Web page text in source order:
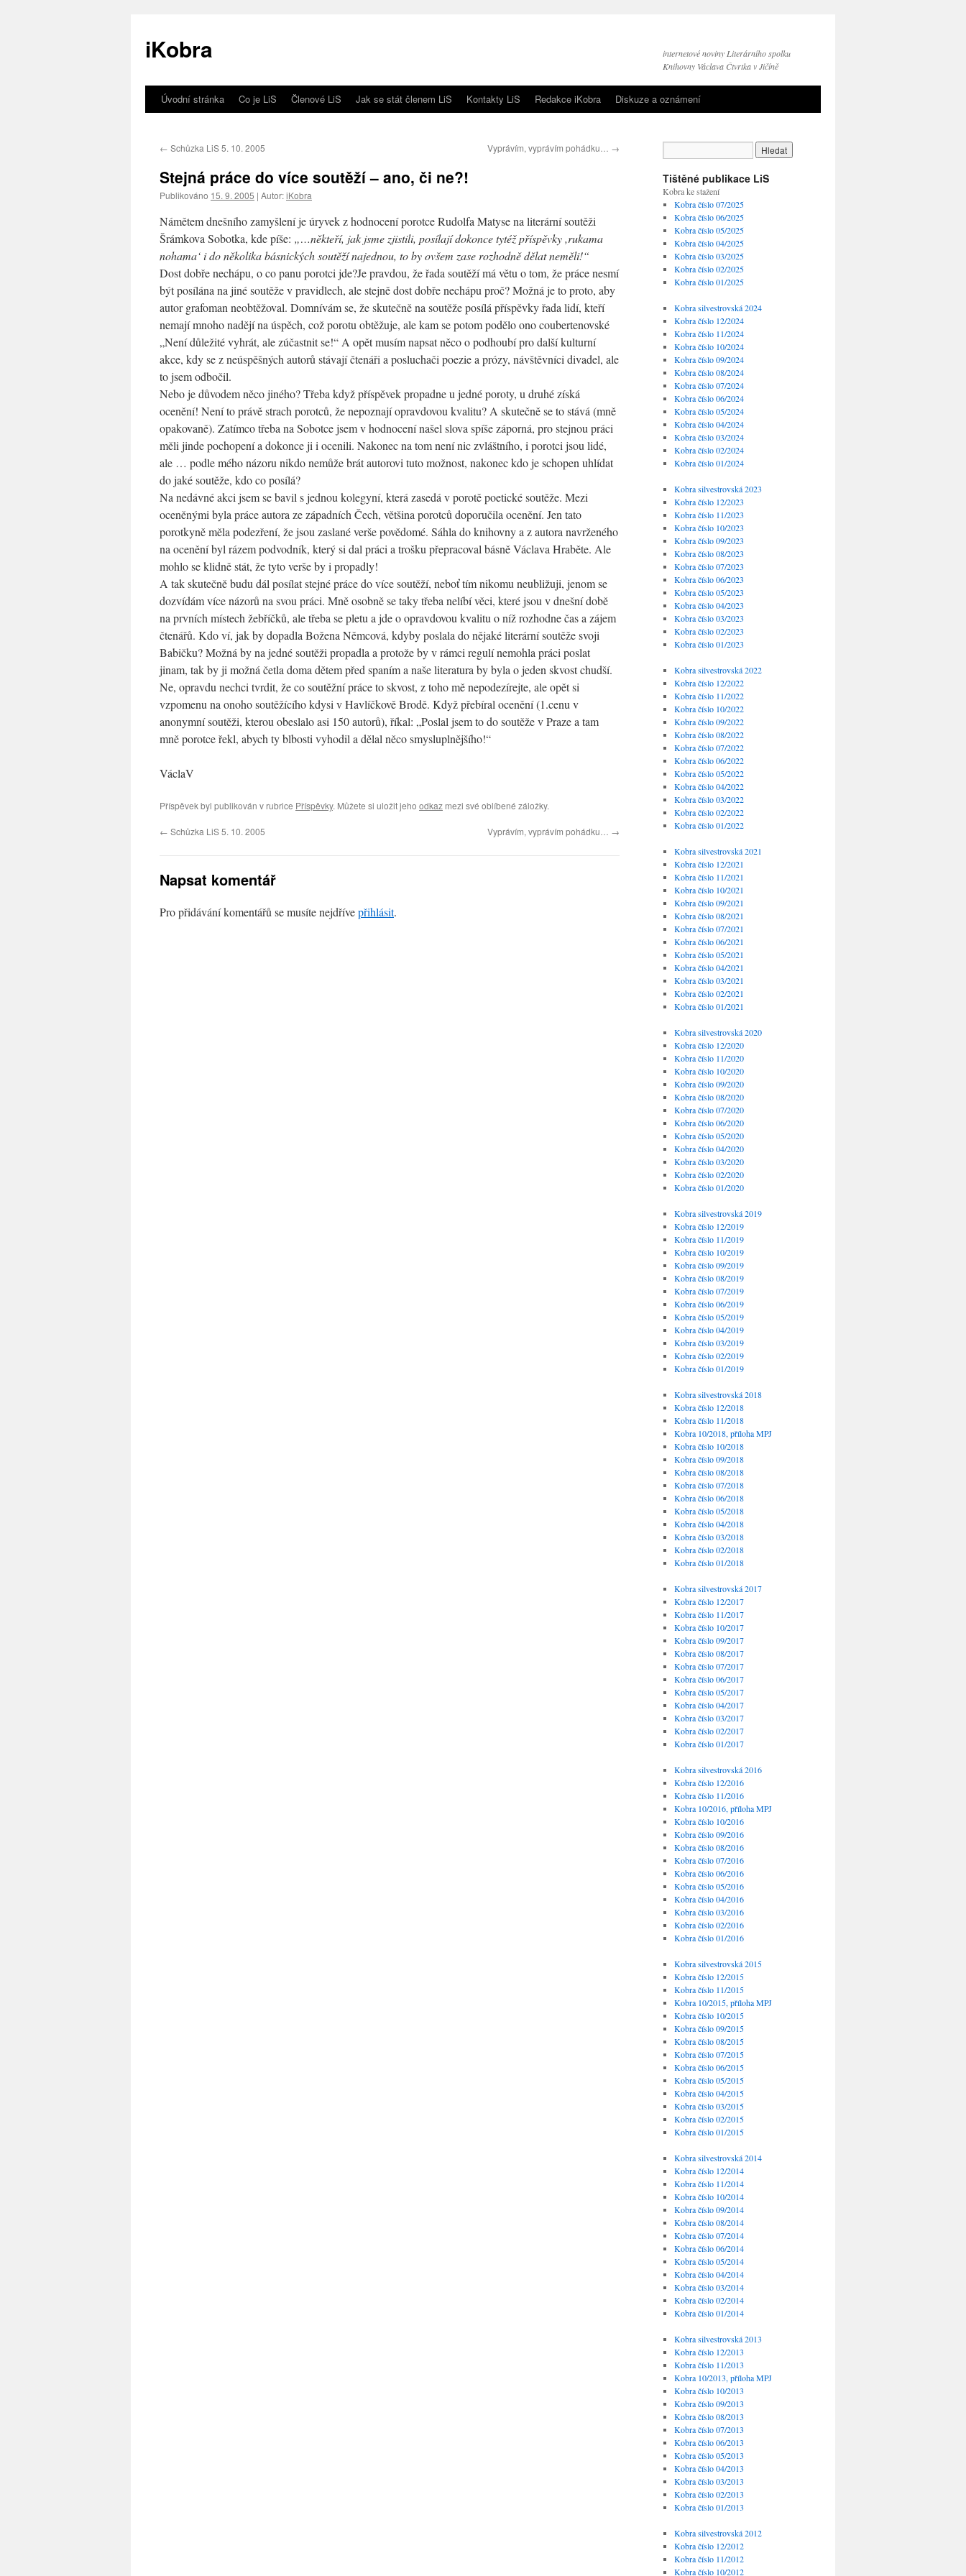
iKobra
internetové noviny Literárního spolku
Knihovny Václava Čtvrtka v Jičíně
Přejít
obsahu
webu
Úvodní stránka Co je LiS Členové LiS Jak se stát členem LiS Kontakty LiS Redakce iKobra Diskuze a oznámení
← Schůzka LiS 5. 10. 2005 Vyprávím, vyprávím pohádku… →
Stejná práce do více soutěží – ano, či ne?!
Publikováno 15. 9. 2005 | Autor:iKobra
Námětem dnešního zamyšlení je úryvek z hodnocení porotce Rudolfa Matyse na literární soutěži
Šrámkova Sobotka, kde píše: „…někteří, jak jsme zjistili, posílají dokonce tytéž příspěvky ,rukama
nohama‘ i do několika básnických soutěží najednou, to by ovšem zase rozhodně dělat neměli!“
Dost dobře nechápu, o co panu porotci jde?Je pravdou, že řada soutěží má větu o tom, že práce nesmí
být posílána na jiné soutěže v pravidlech, ale stejně dost dobře nechápu proč? Možná je to proto, aby
autor grafoman neobtěžoval. Domnívám se, že skutečně na soutěže posílá příspěvky řada lidí, kteří
nemají mnoho nadějí na úspěch, což porotu obtěžuje, ale kam se potom podělo ono coubertenovské
„Není důležité vyhrát, ale zúčastnit se!“ A opět musím napsat něco o podhoubí pro další kulturní
akce, kdy se z neúspěšných autorů stávají čtenáři a posluchači poezie a prózy, návštěvníci divadel, ale
to jsem odbočil.
Nebo je důvodem něco jiného? Třeba když příspěvek propadne u jedné poroty, u druhé získá
ocenění! Není to právě strach porotců, že nepoznají opravdovou kvalitu? A skutečně se to stává (mně
opakovaně). Zatímco třeba na Sobotce jsem v hodnocení našel slova spíše záporná, pro stejnou práci
měli jinde pochopení a dokonce ji i ocenili. Nakonec na tom není nic zvláštního, i porotci jsou lidé,
ale … podle mého názoru nikdo nemůže brát autorovi tuto možnost, nakonec kdo je schopen uhlídat
do jaké soutěže, kdo co posílá?
Na nedávné akci jsem se bavil s jednou kolegyní, která zasedá v porotě poetické soutěže. Mezi
oceněnými byla práce autora ze západních Čech, většina porotců doporučila ocenění. Jen tato
porotkyně měla podezření, že jsou zaslané verše povědomé. Sáhla do knihovny a z autora navrženého
na ocenění byl rázem podvodník, který si dal práci a trošku přepracoval básně Václava Hraběte. Ale
mohlo se klidně stát, že tyto verše by i propadly!
A tak skutečně budu dál posílat stejné práce do více soutěží, neboť tím nikomu neubližuji, jenom se
dozvídám více názorů na svou práci. Mně osobně se taky třeba nelíbí věci, které jsou v dnešní době
na prvních místech žebříčků, ale třeba se pletu a jde o opravdovou kvalitu o níž rozhodne čas a zájem
čtenářů. Kdo ví, jak by dopadla Božena Němcová, kdyby poslala do nějaké literární soutěže svoji
Babičku? Možná by na jedné soutěži propadla a protože by v rámci regulí nemohla práci poslat
jinam, tak by ji možná četla doma dětem před spaním a naše literatura by byla o jeden skvost chudší.
Ne, opravdu nechci tvrdit, že co soutěžní práce to skvost, z toho mě nepodezírejte, ale opět si
vzpomenu na onoho soutěžícího kdysi v Havlíčkově Brodě. Když přebíral ocenění (1.cenu v
anonymní soutěži, kterou obeslalo asi 150 autorů), říkal: „Poslal jsem to do soutěže v Praze a tam
mně porotce řekl, abych ty blbosti vyhodil a dělal něco smysluplnějšího!“
VáclaV
Příspěvek byl publikován v rubrice Příspěvky. Můžete si uložit jeho odkaz mezi své oblíbené záložky.
← Schůzka LiS 5. 10. 2005 Vyprávím, vyprávím pohádku… →
Napsat komentář
Pro přidávání komentářů se musíte nejdřívepřihlásit.
Tištěné publikace LiS
Kobra ke stažení
Kobra číslo 07/2025
Kobra číslo 06/2025
Kobra číslo 05/2025
Kobra číslo 04/2025
Kobra číslo 03/2025
Kobra číslo 02/2025
Kobra číslo 01/2025
Kobra silvestrovská 2024
Kobra číslo 12/2024
Kobra číslo 11/2024
Kobra číslo 10/2024
Kobra číslo 09/2024
Kobra číslo 08/2024
Kobra číslo 07/2024
Kobra číslo 06/2024
Kobra číslo 05/2024
Kobra číslo 04/2024
Kobra číslo 03/2024
Kobra číslo 02/2024
Kobra číslo 01/2024
Kobra silvestrovská 2023
Kobra číslo 12/2023
Kobra číslo 11/2023
Kobra číslo 10/2023
Kobra číslo 09/2023
Kobra číslo 08/2023
Kobra číslo 07/2023
Kobra číslo 06/2023
Kobra číslo 05/2023
Kobra číslo 04/2023
Kobra číslo 03/2023
Kobra číslo 02/2023
Kobra číslo 01/2023
Kobra silvestrovská 2022
Kobra číslo 12/2022
Kobra číslo 11/2022
Kobra číslo 10/2022
Kobra číslo 09/2022
Kobra číslo 08/2022
Kobra číslo 07/2022
Kobra číslo 06/2022
Kobra číslo 05/2022
Kobra číslo 04/2022
Kobra číslo 03/2022
Kobra číslo 02/2022
Kobra číslo 01/2022
Kobra silvestrovská 2021
Kobra číslo 12/2021
Kobra číslo 11/2021
Kobra číslo 10/2021
Kobra číslo 09/2021
Kobra číslo 08/2021
Kobra číslo 07/2021
Kobra číslo 06/2021
Kobra číslo 05/2021
Kobra číslo 04/2021
Kobra číslo 03/2021
Kobra číslo 02/2021
Kobra číslo 01/2021
Kobra silvestrovská 2020
Kobra číslo 12/2020
Kobra číslo 11/2020
Kobra číslo 10/2020
Kobra číslo 09/2020
Kobra číslo 08/2020
Kobra číslo 07/2020
Kobra číslo 06/2020
Kobra číslo 05/2020
Kobra číslo 04/2020
Kobra číslo 03/2020
Kobra číslo 02/2020
Kobra číslo 01/2020
Kobra silvestrovská 2019
Kobra číslo 12/2019
Kobra číslo 11/2019
Kobra číslo 10/2019
Kobra číslo 09/2019
Kobra číslo 08/2019
Kobra číslo 07/2019
Kobra číslo 06/2019
Kobra číslo 05/2019
Kobra číslo 04/2019
Kobra číslo 03/2019
Kobra číslo 02/2019
Kobra číslo 01/2019
Kobra silvestrovská 2018
Kobra číslo 12/2018
Kobra číslo 11/2018
Kobra 10/2018, příloha MPJ
Kobra číslo 10/2018
Kobra číslo 09/2018
Kobra číslo 08/2018
Kobra číslo 07/2018
Kobra číslo 06/2018
Kobra číslo 05/2018
Kobra číslo 04/2018
Kobra číslo 03/2018
Kobra číslo 02/2018
Kobra číslo 01/2018
Kobra silvestrovská 2017
Kobra číslo 12/2017
Kobra číslo 11/2017
Kobra číslo 10/2017
Kobra číslo 09/2017
Kobra číslo 08/2017
Kobra číslo 07/2017
Kobra číslo 06/2017
Kobra číslo 05/2017
Kobra číslo 04/2017
Kobra číslo 03/2017
Kobra číslo 02/2017
Kobra číslo 01/2017
Kobra silvestrovská 2016
Kobra číslo 12/2016
Kobra číslo 11/2016
Kobra 10/2016, příloha MPJ
Kobra číslo 10/2016
Kobra číslo 09/2016
Kobra číslo 08/2016
Kobra číslo 07/2016
Kobra číslo 06/2016
Kobra číslo 05/2016
Kobra číslo 04/2016
Kobra číslo 03/2016
Kobra číslo 02/2016
Kobra číslo 01/2016
Kobra silvestrovská 2015
Kobra číslo 12/2015
Kobra číslo 11/2015
Kobra 10/2015, příloha MPJ
Kobra číslo 10/2015
Kobra číslo 09/2015
Kobra číslo 08/2015
Kobra číslo 07/2015
Kobra číslo 06/2015
Kobra číslo 05/2015
Kobra číslo 04/2015
Kobra číslo 03/2015
Kobra číslo 02/2015
Kobra číslo 01/2015
Kobra silvestrovská 2014
Kobra číslo 12/2014
Kobra číslo 11/2014
Kobra číslo 10/2014
Kobra číslo 09/2014
Kobra číslo 08/2014
Kobra číslo 07/2014
Kobra číslo 06/2014
Kobra číslo 05/2014
Kobra číslo 04/2014
Kobra číslo 03/2014
Kobra číslo 02/2014
Kobra číslo 01/2014
Kobra silvestrovská 2013
Kobra číslo 12/2013
Kobra číslo 11/2013
Kobra 10/2013, příloha MPJ
Kobra číslo 10/2013
Kobra číslo 09/2013
Kobra číslo 08/2013
Kobra číslo 07/2013
Kobra číslo 06/2013
Kobra číslo 05/2013
Kobra číslo 04/2013
Kobra číslo 03/2013
Kobra číslo 02/2013
Kobra číslo 01/2013
Kobra silvestrovská 2012
Kobra číslo 12/2012
Kobra číslo 11/2012
Kobra číslo 10/2012